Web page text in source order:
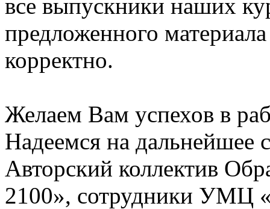
все выпускники наших
предложенного
корректно.
Желаем Вам успехов в
Надеемся на дальнейшее
Авторский коллектив
2100», сотрудники УМЦ